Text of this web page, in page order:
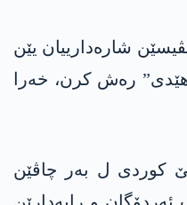
شارەدارییان یێن
رەش کرن، خەرا
کوردی ل بەر چاڤێن